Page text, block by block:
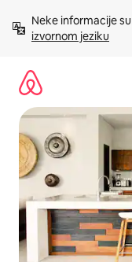
sadržaj
Neke informacije
izvornom jeziku